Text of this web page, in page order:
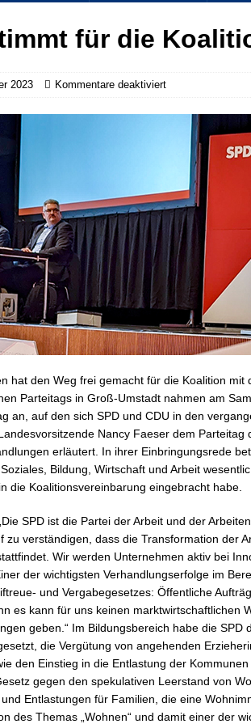
für die
2023 Kommentare deaktiviert
hat den Weg frei gemacht für die Koalition mit
Parteitags in Groß-Umstadt nahmen am
an, auf den sich SPD und CDU in den
Nancy Faeser dem Parteitag
erläutert. In ihrer Einbringungsrede
Bildung, Wirtschaft und Arbeit
die Koalitionsvereinbarung eingebracht habe.
SPD ist die Partei der Arbeit und der
zu verständigen, dass die Transformation der
Wir werden Unternehmen aktiv bei
der wichtigsten Verhandlungserfolge im
und Vergabegesetzes: Öffentliche
es kann für uns keinen marktwirtschaftlichen
geben.“ Im Bildungsbereich habe die SPD
die Vergütung von angehenden
den Einstieg in die Entlastung der
gegen den spekulativen Leerstand von
Entlastungen für Familien, die eine
des Themas „Wohnen“ und damit einer der